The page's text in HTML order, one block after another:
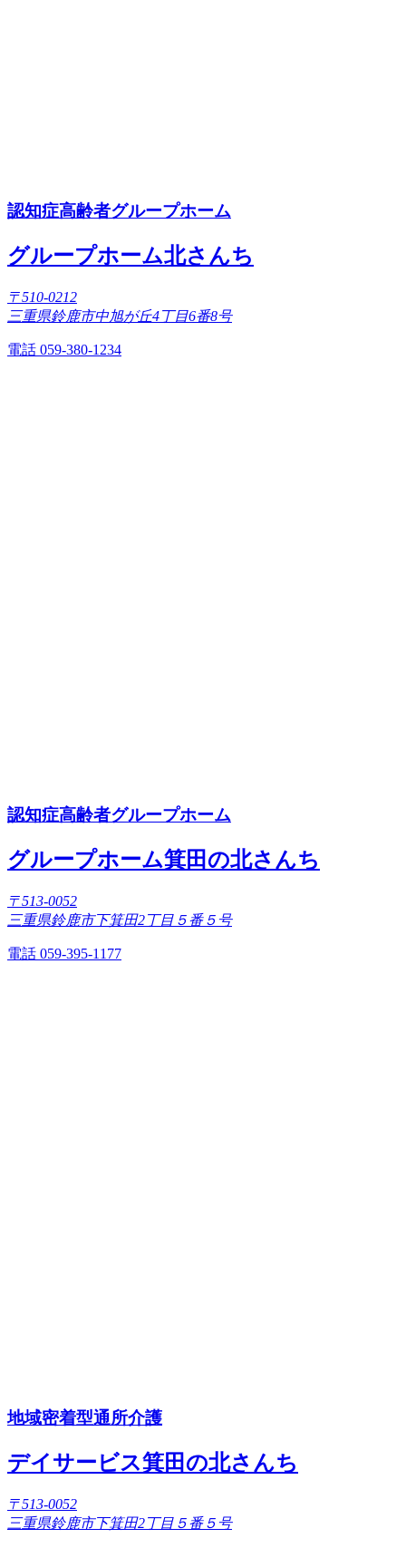
認知症高齢者グループホーム
グループホーム北さんち
〒510-0212
三重県鈴鹿市中旭が丘4丁目6番8号
電話 059-380-1234
認知症高齢者グループホーム
グループホーム箕田の北さんち
〒513-0052
三重県鈴鹿市下箕田2丁目５番５号
電話 059-395-1177
地域密着型通所介護
デイサービス箕田の北さんち
〒513-0052
三重県鈴鹿市下箕田2丁目５番５号